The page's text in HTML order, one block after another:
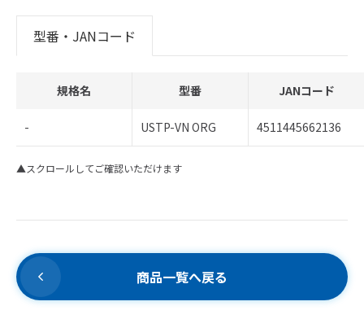
型番・JANコード
規格名 型番 JANコード
- USTP-VN ORG 4511445662136
▲スクロールしてご確認いただけます
商品一覧へ戻る